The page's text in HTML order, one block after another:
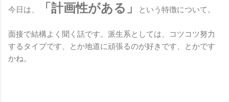
今日は、 「計画性がある」 という特徴について。
面接で結構よく聞く話です。派生系としては、コツコツ努力
するタイプです、とか地道に頑張るのが好きです、とかです
かね。